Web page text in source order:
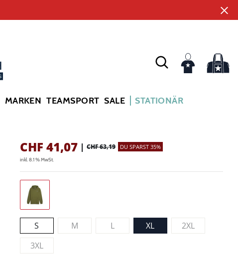
MARKEN TEAMSPORT SALE STATIONÄR
CHF 41,07 | CHF 63,19 DU SPARST 35%
inkl. 8.1 % MwSt.
S M L XL
2XL
3XL